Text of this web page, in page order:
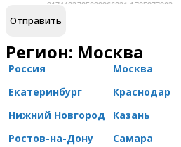
Регион: Москва
Россия
Москва
Екатеринбург
Краснодар
Нижний Новгород
Казань
Ростов-на-Дону
Самара